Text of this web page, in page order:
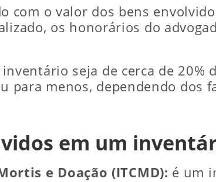
com o valor dos bens
os honorários do
seja de cerca de 20%
para menos, dependendo dos
em um
e Doação (ITCMD): é um